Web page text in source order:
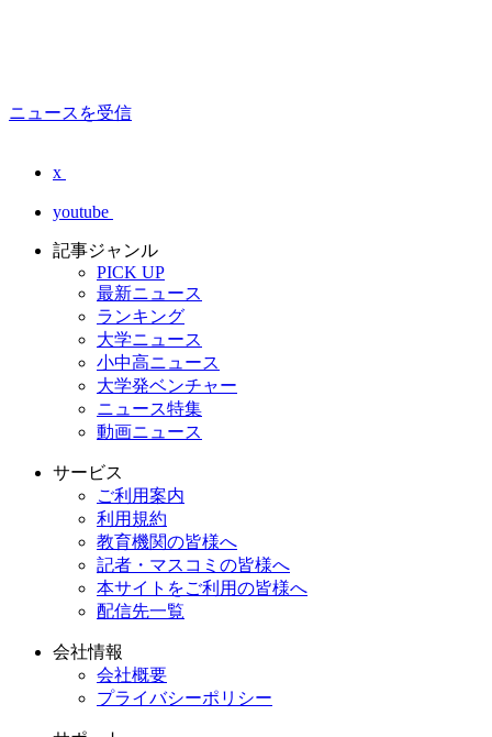
ニュースを受信
x
youtube
記事ジャンル
PICK UP
最新ニュース
ランキング
大学ニュース
小中高ニュース
大学発ベンチャー
ニュース特集
動画ニュース
サービス
ご利用案内
利用規約
教育機関の皆様へ
記者・マスコミの皆様へ
本サイトをご利用の皆様へ
配信先一覧
会社情報
会社概要
プライバシーポリシー